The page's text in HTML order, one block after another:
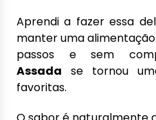
Aprendi a fazer essa
manter uma
passos e sem
Assada se tornou
favoritas.